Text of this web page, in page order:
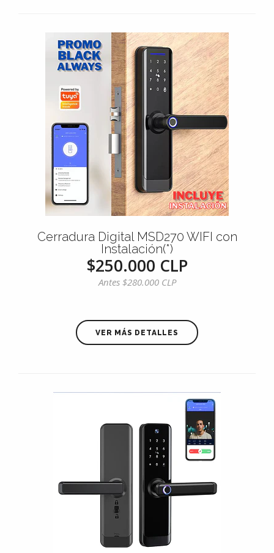
Cerradura Digital MSD270 WIFI con
Instalación(*)
$250.000 CLP
Antes $280.000 CLP
VER MÁS DETALLES